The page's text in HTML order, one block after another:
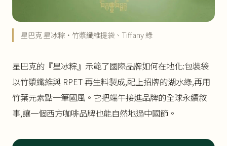
星巴克 星冰粽・竹漿纖維提袋、Tiffany 綠
星巴克的『星冰粽』示範了國際品牌如何在地化:包裝袋
以竹漿纖維與 RPET 再生料製成,配上招牌的湖水綠,再用
竹葉元素點一筆國風。它把端午接進品牌的全球永續敘
事,讓一個西方咖啡品牌也能自然地過中國節。